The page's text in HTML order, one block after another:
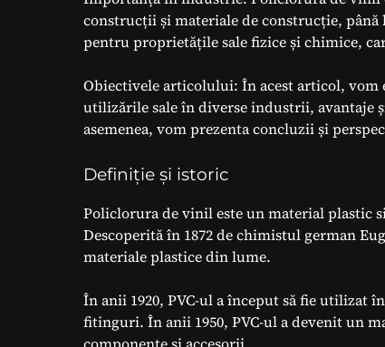
construcții și materiale de construcție,
pentru proprietățile sale fizice și chimice,
Obiectivele articolului: În acest articol,
utilizările sale în diverse industrii, avantaje
asemenea, vom prezenta concluzii și
Definiție și istoric
Policlorura de vinil este un material
Descoperită în 1872 de chimistul german
materiale plastice din lume.
În anii 1920, PVC-ul a început să fie
fitinguri. În anii 1950, PVC-ul a devenit un